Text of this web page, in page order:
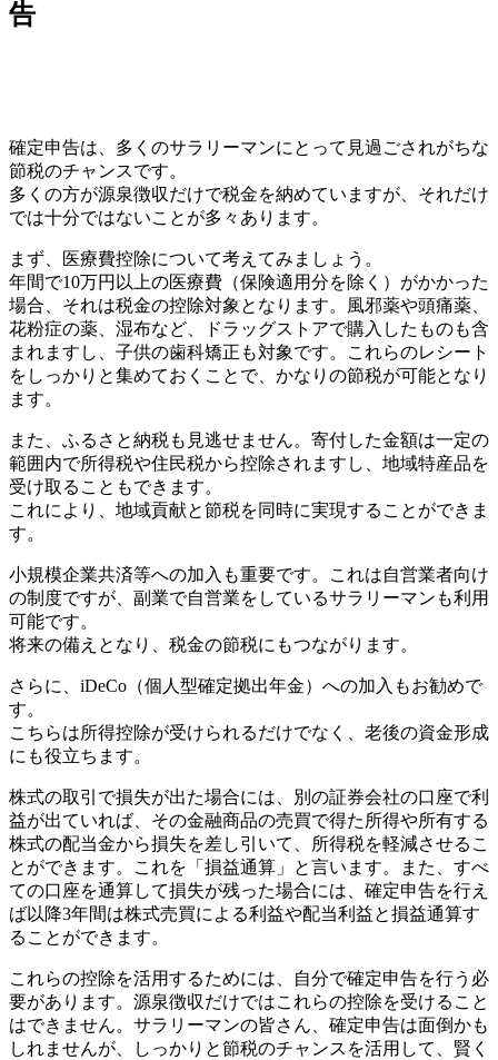
告
確定申告は、多くのサラリーマンにとって見過ごされがちな
節税のチャンスです。
多くの方が源泉徴収だけで税金を納めていますが、それだけ
では十分ではないことが多々あります。
まず、医療費控除について考えてみましょう。
年間で10万円以上の医療費（保険適用分を除く）がかかった
場合、それは税金の控除対象となります。風邪薬や頭痛薬、
花粉症の薬、湿布など、ドラッグストアで購入したものも含
まれますし、子供の歯科矯正も対象です。これらのレシート
をしっかりと集めておくことで、かなりの節税が可能となり
ます。
また、ふるさと納税も見逃せません。寄付した金額は一定の
範囲内で所得税や住民税から控除されますし、地域特産品を
受け取ることもできます。
これにより、地域貢献と節税を同時に実現することができま
す。
小規模企業共済等への加入も重要です。これは自営業者向け
の制度ですが、副業で自営業をしているサラリーマンも利用
可能です。
将来の備えとなり、税金の節税にもつながります。
さらに、iDeCo（個人型確定拠出年金）への加入もお勧めで
す。
こちらは所得控除が受けられるだけでなく、老後の資金形成
にも役立ちます。
株式の取引で損失が出た場合には、別の証券会社の口座で利
益が出ていれば、その金融商品の売買で得た所得や所有する
株式の配当金から損失を差し引いて、所得税を軽減させるこ
とができます。これを「損益通算」と言います。また、すべ
ての口座を通算して損失が残った場合には、確定申告を行え
ば以降3年間は株式売買による利益や配当利益と損益通算す
ることができます。
これらの控除を活用するためには、自分で確定申告を行う必
要があります。源泉徴収だけではこれらの控除を受けること
はできません。サラリーマンの皆さん、確定申告は面倒かも
しれませんが、しっかりと節税のチャンスを活用して、賢く